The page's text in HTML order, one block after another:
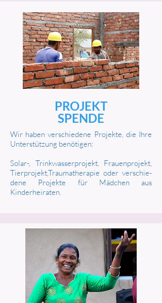
PROJEKT
SPENDE
Wir haben verschiedene Projekte, die Ihre
Unterstützung benötigen:
Solar-, Trinkwasserprojekt, Frauenprojekt,
Tierprojekt,Traumatherapie oder verschie-
dene Projekte für Mädchen aus
Kinderheiraten.